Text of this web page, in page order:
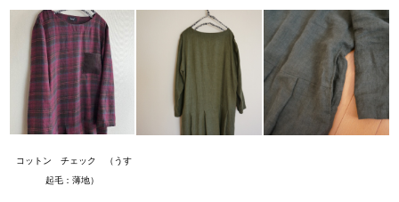
コットン チェック （うす
起毛：薄地）